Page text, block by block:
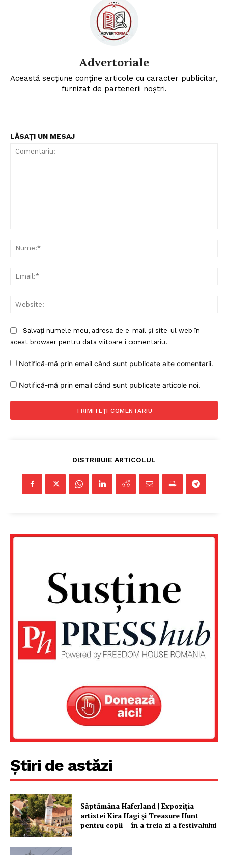
Despre noi / Echipa
Proiecte editoriale
Advertoriale
Această secțiune conține articole cu caracter publicitar,
furnizat de partenerii noștri.
LĂSAȚI UN MESAJ
Salvați numele meu, adresa de e-mail și site-ul web în
acest browser pentru data viitoare i comentariu.
Notifică-mă prin email când sunt publicate alte comentarii.
Notifică-mă prin email când sunt publicate articole noi.
DISTRIBUIE ARTICOLUL
Știri de astăzi
Săptămâna Haferland | Expoziţia
artistei Kira Hagi şi Treasure Hunt
pentru copii – în a treia zi a festivalului